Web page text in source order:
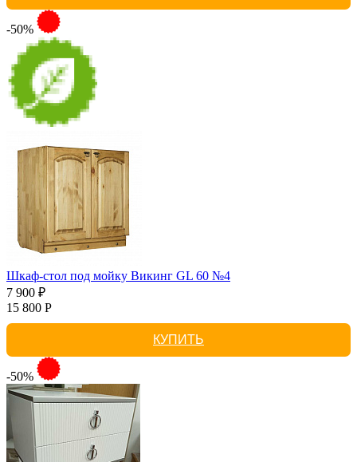
-50%
Шкаф-стол под мойку Викинг GL 60 №4
7 900 ₽
15 800 Р
КУПИТЬ
-50%